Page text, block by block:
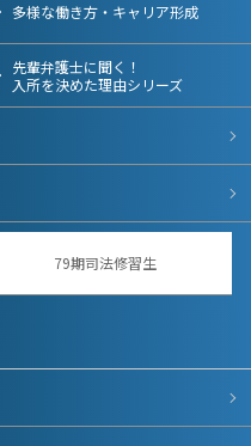
多様な働き方・キャリア形成
先輩弁護士に聞く！
入所を決めた理由シリーズ
79期司法修習生